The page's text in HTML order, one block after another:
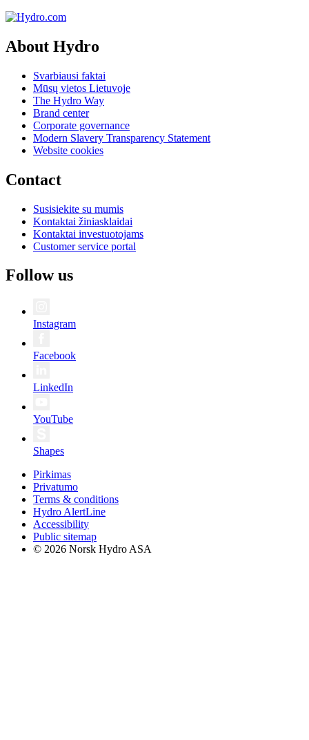
About Hydro
Svarbiausi faktai
Mūsų vietos Lietuvoje
The Hydro Way
Brand center
Corporate governance
Modern Slavery Transparency Statement
Website cookies
Contact
Susisiekite su mumis
Kontaktai žiniasklaidai
Kontaktai investuotojams
Customer service portal
Follow us
Instagram
Facebook
LinkedIn
YouTube
Shapes
Pirkimas
Privatumo
Terms & conditions
Hydro AlertLine
Accessibility
Public sitemap
© 2026 Norsk Hydro ASA